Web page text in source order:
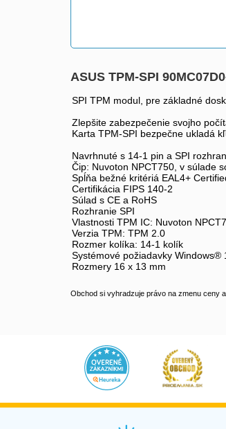
ASUS TPM-SPI
SPI TPM modul, pre základné
Zlepšite zabezpečenie svojho
Karta TPM-SPI bezpečne ukladá
Navrhnuté s 14-1 pin a SPI
Čip: Nuvoton NPCT750, v súlade
Spĺňa bežné kritériá EAL4+
Certifikácia FIPS 140-2
Súlad s CE a RoHS
Rozhranie SPI
Vlastnosti TPM IC: Nuvoton
Verzia TPM: TPM 2.0
Rozmer kolíka: 14-1 kolík
Systémové požiadavky Windows®
Rozmery 16 x 13 mm
Obchod si vyhradzuje právo na zmenu ceny